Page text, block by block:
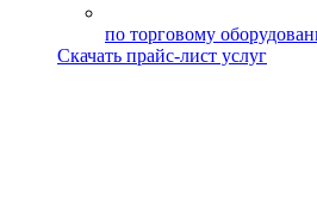
по торговому
Скачать прайс-лист услуг